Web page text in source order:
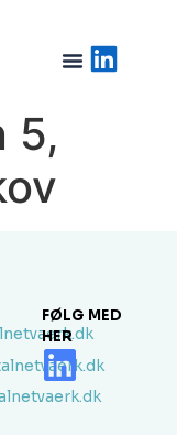
5,
FØLG MED
HER